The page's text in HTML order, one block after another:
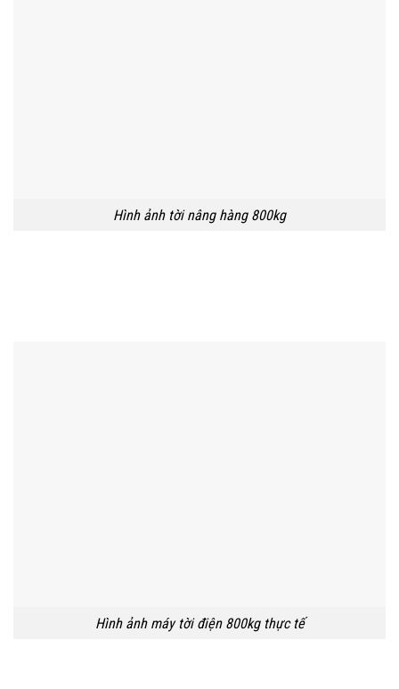
Hình ảnh tời nâng hàng 800kg
Hình ảnh máy tời điện 800kg thực tế